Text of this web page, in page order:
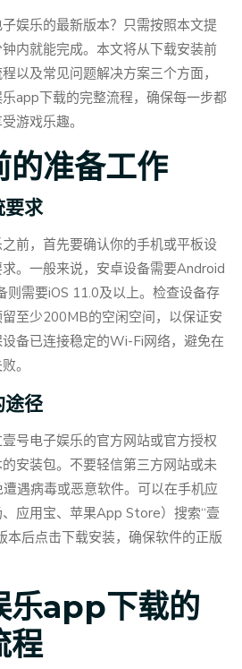
娱乐的最新版本？只需按照本文提
内就能完成。本文将从下载安装前
以及常见问题解决方案三个方面，
app下载的完整流程，确保每一步都
游戏乐趣。
的准备工作
要求
前，首先要确认你的手机或平板设
。一般来说，安卓设备需要Android
则需要iOS 11.0及以上。检查设备存
至少200MB的空闲空间，以保证安
备已连接稳定的Wi-Fi网络，避免在
。
途径
号电子娱乐的官方网站或官方授权
安装包。不要轻信第三方网站或未
遇病毒或恶意软件。可以在手机应
应用宝、苹果App Store）搜索“壹
本后点击下载安装，确保软件的正版
乐app下载的
程